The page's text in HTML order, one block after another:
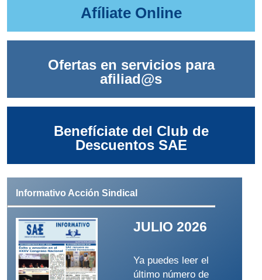
Afíliate Online
Ofertas en servicios para
afiliad@s
Benefíciate del Club de
Descuentos SAE
Informativo Acción Sindical
JULIO 2026
Ya puedes leer el
último número de